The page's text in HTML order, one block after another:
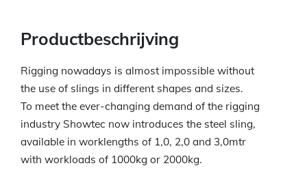
Productbeschrijving
Rigging nowadays is almost impossible without
the use of slings in different shapes and sizes.
To meet the ever-changing demand of the rigging
industry Showtec now introduces the steel sling,
available in worklengths of 1,0, 2,0 and 3,0mtr
with workloads of 1000kg or 2000kg.